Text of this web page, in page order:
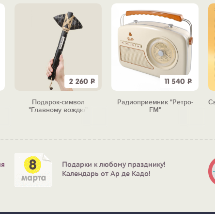
2 260 Р
Подарок-символ
"Главному вождю"
11 540 Р
Радиоприемник "Ретро-
FM"
Подарки к любому празднику!
Календарь от Ар де Кадо!